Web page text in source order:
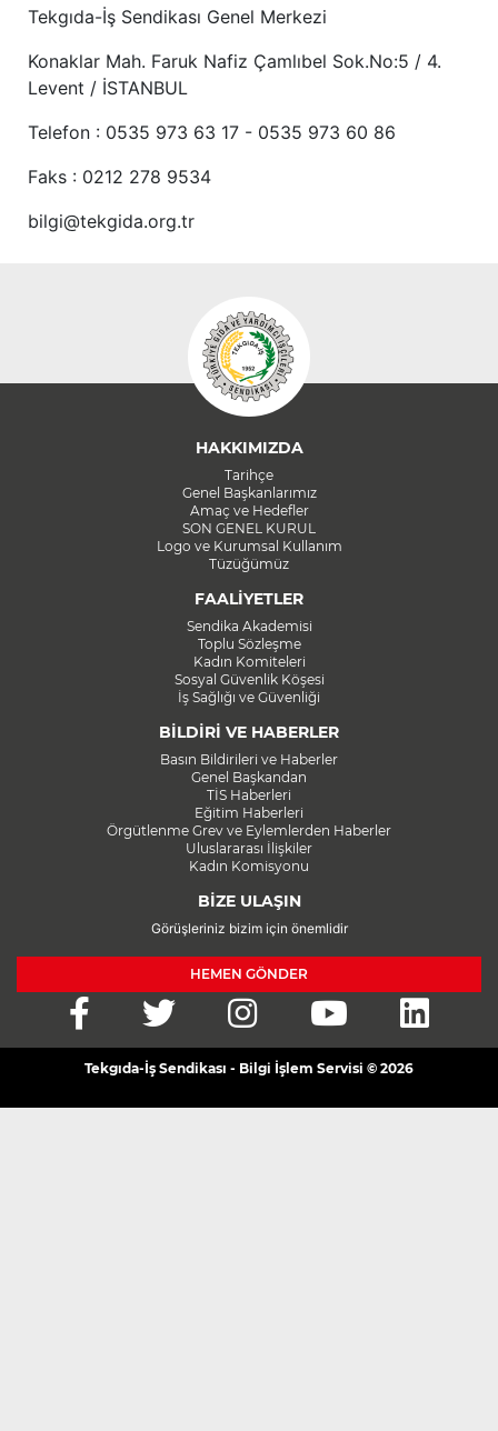
Tekgıda-İş Sendikası Genel Merkezi
Konaklar Mah. Faruk Nafiz Çamlıbel Sok.No:5 / 4.
Levent / İSTANBUL
Telefon : 0535 973 63 17 - 0535 973 60 86
Faks : 0212 278 9534
bilgi@tekgida.org.tr
HAKKIMIZDA
Tarihçe
Genel Başkanlarımız
Amaç ve Hedefler
SON GENEL KURUL
Logo ve Kurumsal Kullanım
Tüzüğümüz
FAALİYETLER
Sendika Akademisi
Toplu Sözleşme
Kadın Komiteleri
Sosyal Güvenlik Köşesi
İş Sağlığı ve Güvenliği
BİLDİRİ VE HABERLER
Basın Bildirileri ve Haberler
Genel Başkandan
TİS Haberleri
Eğitim Haberleri
Örgütlenme Grev ve Eylemlerden Haberler
Uluslararası İlişkiler
Kadın Komisyonu
BİZE ULAŞIN
Görüşleriniz bizim için önemlidir
HEMEN GÖNDER
Tekgıda-İş Sendikası - Bilgi İşlem Servisi © 2026